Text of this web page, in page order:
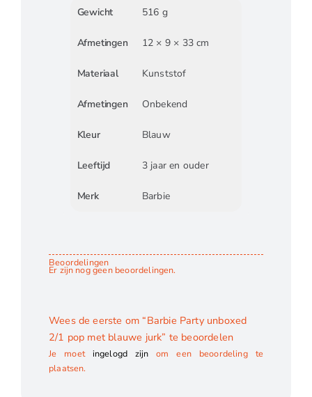
Gewicht 516 g
Afmetingen 12 × 9 × 33 cm
Materiaal Kunststof
Afmetingen Onbekend
Kleur Blauw
Leeftijd 3 jaar en ouder
Merk Barbie
Beoordelingen
Er zijn nog geen beoordelingen.
Wees de eerste om “Barbie Party unboxed
2/1 pop met blauwe jurk” te beoordelen
Je moet ingelogd zijn om een beoordeling te
plaatsen.